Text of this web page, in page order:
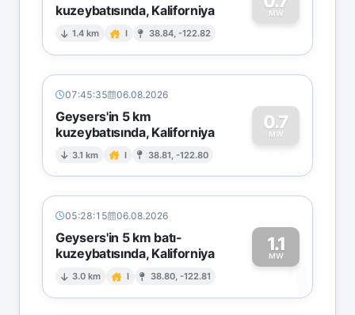
kuzeybatısında, Kaliforniya
1.4 km I 38.84, -122.82
MW
0
07:45:35 06.08.2026
Geysers'in 5 km
kuzeybatısında, Kaliforniya
3.1 km I 38.81, -122.80
0.7
MW
0
05:28:15 06.08.2026
Geysers'in 5 km batı-
kuzeybatısında, Kaliforniya
3.0 km I 38.80, -122.81
1.1
MW1